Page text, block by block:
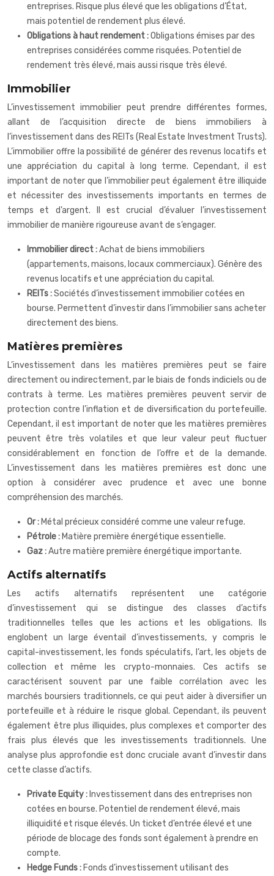
entreprises. Risque plus élevé que les obligations d’État,
mais potentiel de rendement plus élevé.
Obligations à haut rendement :Obligations émises par des
entreprises considérées comme risquées. Potentiel de
rendement très élevé, mais aussi risque très élevé.
Immobilier
L’investissement immobilier peut prendre différentes formes,
allant de l’acquisition directe de biens immobiliers à
l’investissement dans des REITs (Real Estate Investment Trusts).
L’immobilier offre la possibilité de générer des revenus locatifs et
une appréciation du capital à long terme. Cependant, il est
important de noter que l’immobilier peut également être illiquide
et nécessiter des investissements importants en termes de
temps et d’argent. Il est crucial d’évaluer l’investissement
immobilier de manière rigoureuse avant de s’engager.
Immobilier direct :Achat de biens immobiliers
(appartements, maisons, locaux commerciaux). Génère des
revenus locatifs et une appréciation du capital.
REITs :Sociétés d’investissement immobilier cotées en
bourse. Permettent d’investir dans l’immobilier sans acheter
directement des biens.
Matières premières
L’investissement dans les matières premières peut se faire
directement ou indirectement, par le biais de fonds indiciels ou de
contrats à terme. Les matières premières peuvent servir de
protection contre l’inflation et de diversification du portefeuille.
Cependant, il est important de noter que les matières premières
peuvent être très volatiles et que leur valeur peut fluctuer
considérablement en fonction de l’offre et de la demande.
L’investissement dans les matières premières est donc une
option à considérer avec prudence et avec une bonne
compréhension des marchés.
Or : Métal précieux considéré comme une valeur refuge.
Pétrole : Matière première énergétique essentielle.
Gaz :Autre matière première énergétique importante.
Actifs alternatifs
Les actifs alternatifs représentent une catégorie
d’investissement qui se distingue des classes d’actifs
traditionnelles telles que les actions et les obligations. Ils
englobent un large éventail d’investissements, y compris le
capital-investissement, les fonds spéculatifs, l’art, les objets de
collection et même les crypto-monnaies. Ces actifs se
caractérisent souvent par une faible corrélation avec les
marchés boursiers traditionnels, ce qui peut aider à diversifier un
portefeuille et à réduire le risque global. Cependant, ils peuvent
également être plus illiquides, plus complexes et comporter des
frais plus élevés que les investissements traditionnels. Une
analyse plus approfondie est donc cruciale avant d’investir dans
cette classe d’actifs.
Private Equity : Investissement dans des entreprises non
cotées en bourse. Potentiel de rendement élevé, mais
illiquidité et risque élevés. Un ticket d’entrée élevé et une
période de blocage des fonds sont également à prendre en
compte.
Hedge Funds : Fonds d’investissement utilisant des